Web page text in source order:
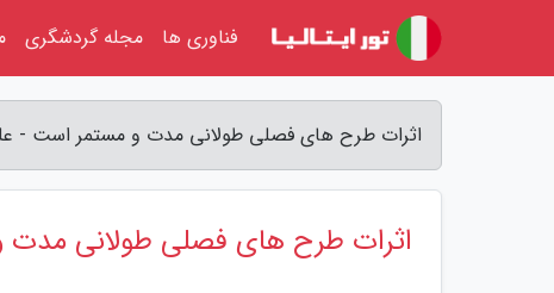
اثرات طرح های فصلی طولانی مدت و مستمر است -
اثرات طرح های فصلی طولانی
فناوری ها مجله گردشگری